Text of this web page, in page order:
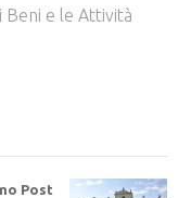
Beni e le Attività
Post